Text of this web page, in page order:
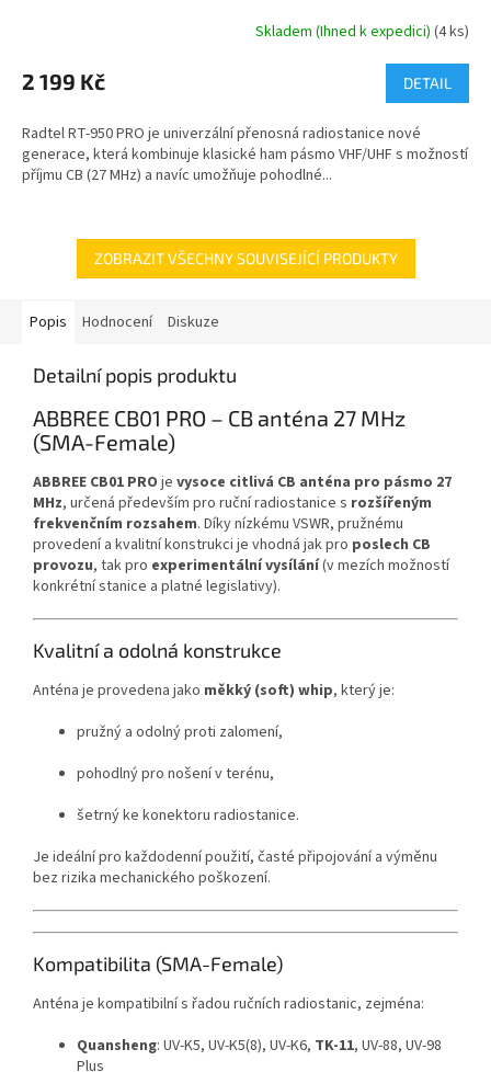
produktu
je
z
5
hvězdiček.
Skladem (Ihned k expedici)(4 ks)
2 199 Kč DETAIL
Radtel RT-950 PRO je univerzální přenosná radiostanice nové
generace, která kombinuje klasické ham pásmo VHF/UHF s možností
příjmu CB (27 MHz) a navíc umožňuje pohodlné...
ZOBRAZIT VŠECHNY SOUVISEJÍCÍ PRODUKTY
Popis Hodnocení Diskuze
Detailní popis produktu
ABBREE CB01 PRO – CB anténa 27 MHz
(SMA-Female)
ABBREE CB01 PRO je vysoce citlivá CB anténa pro pásmo 27
MHz, určená především pro ruční radiostanice s rozšířeným
frekvenčním rozsahem. Díky nízkému VSWR, pružnému
provedení a kvalitní konstrukci je vhodná jak pro poslech CB
provozu, tak pro experimentální vysílání(v mezích možností
konkrétní stanice a platné legislativy).
Kvalitní a odolná konstrukce
Anténa je provedena jako měkký (soft) whip, který je:
pružný a odolný proti zalomení,
pohodlný pro nošení v terénu,
šetrný ke konektoru radiostanice.
Je ideální pro každodenní použití, časté připojování a výměnu
bez rizika mechanického poškození.
Kompatibilita (SMA-Female)
Anténa je kompatibilní s řadou ručních radiostanic, zejména:
Quansheng: UV-K5, UV-K5(8), UV-K6, TK-11, UV-88, UV-98
Plus